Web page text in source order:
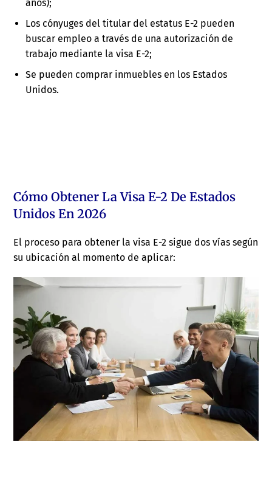
años);
Los cónyuges del titular del estatus E-2 pueden
buscar empleo a través de una autorización de
trabajo mediante la visa E-2;
Se pueden comprar inmuebles en los Estados
Unidos.
Cómo Obtener La Visa E-2 De Estados
Unidos En 2026
El proceso para obtener la visa E-2 sigue dos vías según
su ubicación al momento de aplicar: